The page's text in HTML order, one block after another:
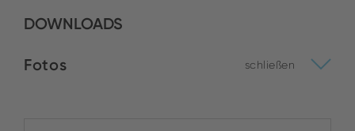
DOWNLOADS
Fotos schließen